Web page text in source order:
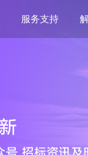
服务支持